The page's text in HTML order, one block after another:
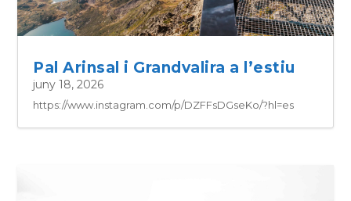
Pal Arinsal i Grandvalira a l’estiu
juny 18, 2026
https://www.instagram.com/p/DZFFsDGseKo/?hl=es